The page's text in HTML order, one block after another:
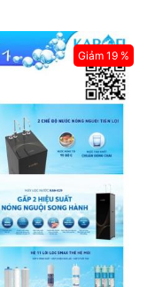
Giảm 19 %